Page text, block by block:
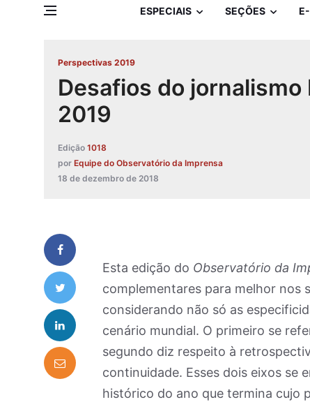
ESPECIAIS SEÇÕES
Perspectivas 2019
Desafios do jornalismo
2019
Edição 1018
por Equipe do Observatório da Imprensa
18 de dezembro de 2018
Esta edição do Observatório da
complementares para melhor nos
considerando não só as
cenário mundial. O primeiro se
segundo diz respeito à
continuidade. Esses dois eixos se
histórico do ano que termina cujo